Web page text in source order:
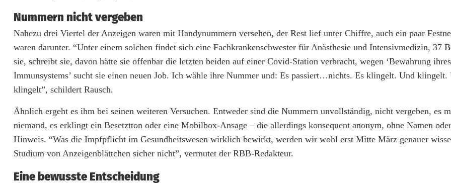
Nummern nicht vergeben
Nahezu drei Viertel der Anzeigen waren mit Handynummern versehen, der Rest lief unter Chiffre, auch ein paar
waren darunter. “Unter einem solchen findet sich eine Fachkrankenschwester für Anästhesie und Intensivmedizin, 37
sie, schreibt sie, davon hätte sie offenbar die letzten beiden auf einer Covid-Station verbracht, wegen ‘Bewahrung
Immunsystems’ sucht sie einen neuen Job. Ich wähle ihre Nummer und: Es passiert…nichts. Es klingelt. Und klingelt.
klingelt”, schildert Rausch.
Ähnlich ergeht es ihm bei seinen weiteren Versuchen. Entweder sind die Nummern unvollständig, nicht vergeben, es
niemand, es erklingt ein Besetztton oder eine Mobilbox-Ansage – die allerdings konsequent anonym, ohne Namen
Hinweis. “Was die Impfpflicht im Gesundheitswesen wirklich bewirkt, werden wir wohl erst Mitte März genauer
Studium von Anzeigenblättchen sicher nicht”, vermutet der RBB-Redakteur.
Eine bewusste Entscheidung